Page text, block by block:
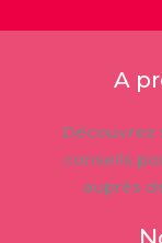
A
Découvrez
conseils
auprès